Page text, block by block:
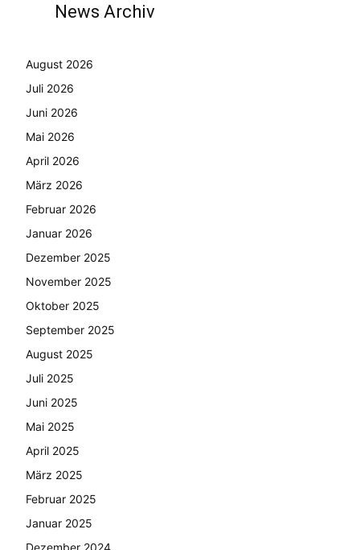
News Archiv
August 2026
Juli 2026
Juni 2026
Mai 2026
April 2026
März 2026
Februar 2026
Januar 2026
Dezember 2025
November 2025
Oktober 2025
September 2025
August 2025
Juli 2025
Juni 2025
Mai 2025
April 2025
März 2025
Februar 2025
Januar 2025
Dezember 2024